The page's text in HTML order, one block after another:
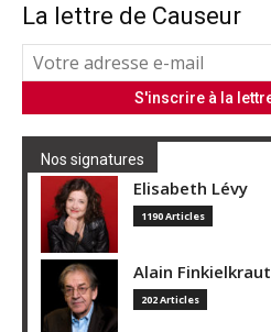
La lettre de Causeur
Nos signatures
Elisabeth Lévy
1190 Articles
Alain Finkielkraut
202 Articles